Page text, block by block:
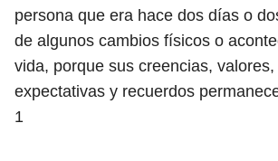
persona que era hace dos días o
de algunos cambios físicos o
vida, porque sus creencias,
expectativas y recuerdos
1